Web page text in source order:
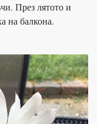
През лятото и
на балкона.